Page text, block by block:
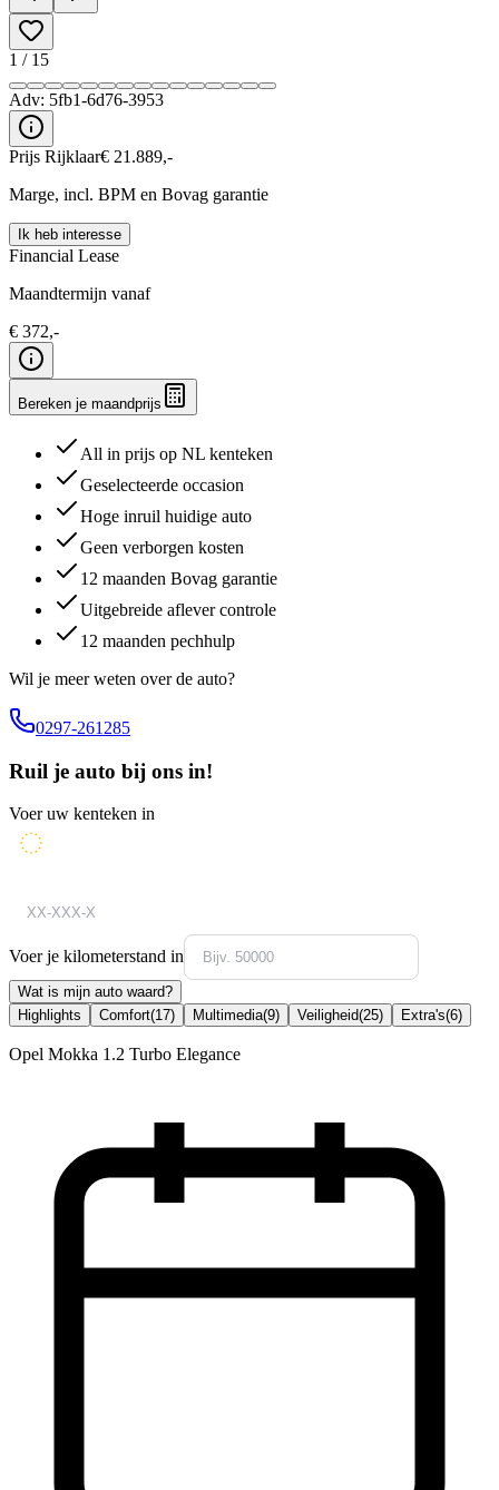
1 / 15
Adv: 5fb1-6d76-3953
Prijs Rijklaar€ 21.889,-
Marge, incl. BPM en Bovag garantie
Ik heb interesse
Financial Lease
Maandtermijn vanaf
€ 372,-
Bereken je maandprijs
All in prijs op NL kenteken
Geselecteerde occasion
Hoge inruil huidige auto
Geen verborgen kosten
12 maanden Bovag garantie
Uitgebreide aflever controle
12 maanden pechhulp
Wil je meer weten over de auto?
0297-261285
Ruil je auto bij ons in!
Voer uw kenteken in
Voer je kilometerstand in
Wat is mijn auto waard?
Highlights
Comfort(17) Multimedia(9) Veiligheid(25) Extra's(6)
Opel Mokka 1.2 Turbo Elegance